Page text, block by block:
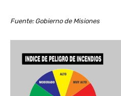
Fuente: Gobierno de Misiones